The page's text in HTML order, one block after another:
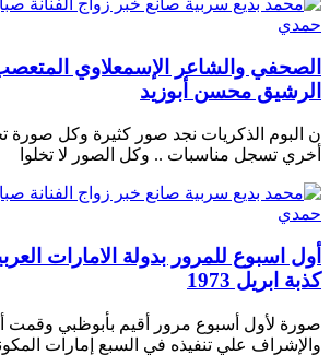
الصحفي والشاعر الإسمعلاوي
الرشيق محسن أبوزيد
ن البوم الذكريات نجد صور كثيرة وكل صورة
أخري تسجل مناسبات .. وكل الصور لا تخلوا
أول اسبوع للمرور بدولة الامارات
كذبة ابريل 1973
صورة لأول أسبوع مرور أقيم بأبوظبي وقمت
والإشراف علي تنفيذه في السبع إمارات